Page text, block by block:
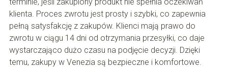
klienta. Proces zwrotu jest prosty i szybki, co zapewnia
pełną satysfakcję z zakupów. Klienci mają prawo do
zwrotu w ciągu 14 dni od otrzymania przesyłki, co daje
wystarczająco dużo czasu na podjęcie decyzji. Dzięki
temu, zakupy w Venezia są bezpieczne i komfortowe.